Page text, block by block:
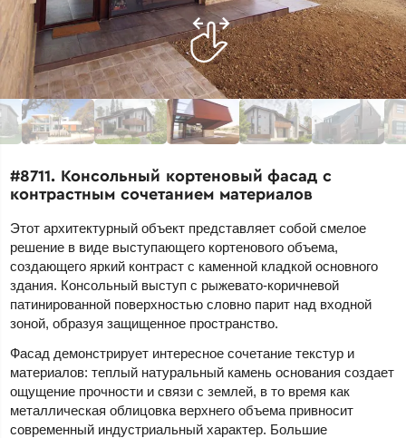
#8711. Консольный кортеновый фасад с
контрастным сочетанием материалов
Этот архитектурный объект представляет собой смелое
решение в виде выступающего кортенового объема,
создающего яркий контраст с каменной кладкой основного
здания. Консольный выступ с рыжевато-коричневой
патинированной поверхностью словно парит над входной
зоной, образуя защищенное пространство.
Фасад демонстрирует интересное сочетание текстур и
материалов: теплый натуральный камень основания создает
ощущение прочности и связи с землей, в то время как
металлическая облицовка верхнего объема привносит
современный индустриальный характер. Большие